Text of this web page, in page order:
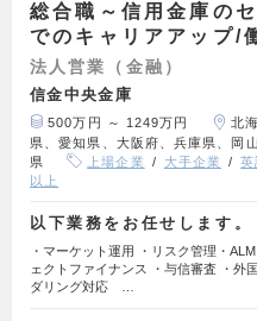
総合職～信用金庫の
でのキャリアアップ/
法人営業（金融）
信金中央金庫
500万円 ～ 1249万円
北
県、愛知県、大阪府、兵庫県、岡
県
上場企業 大手企業 英
以上
以下業務をお任せします。
・マーケット運用 ・リスク管理・
ェクトファイナンス ・与信審査 ・外
ダリング対応 …